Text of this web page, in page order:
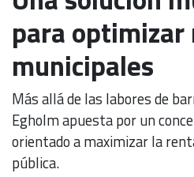
para optimizar
municipales
Más allá de las labores de
Egholm apuesta por un
orientado a maximizar la
pública.